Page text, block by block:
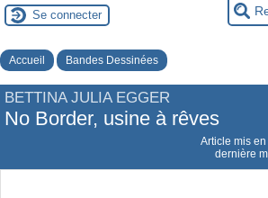
Se connecter
Accueil Bandes Dessinées
BETTINA JULIA EGGER
No Border, usine à rêves
Article mis
dernière